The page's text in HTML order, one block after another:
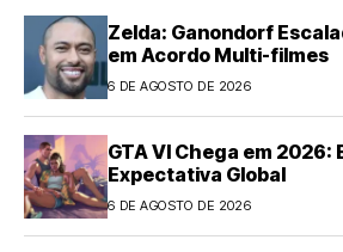
Zelda: Ganondorf
em Acordo Multi-filmes
6 DE AGOSTO DE 2026
GTA VI Chega em 2026:
Expectativa Global
6 DE AGOSTO DE 2026